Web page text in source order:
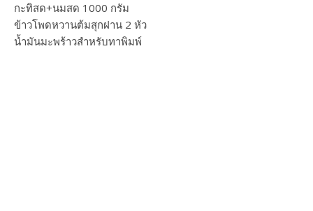
กะทิสด+นมสด 1000 กรัม
ข้าวโพดหวานต้มสุกฝาน 2 หัว
น้ำมันมะพร้าวสำหรับทาพิมพ์